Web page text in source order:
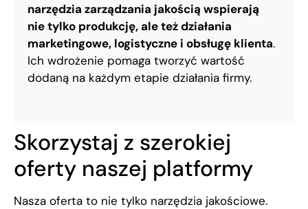
narzędzia zarządzania jakością wspierają
nie tylko produkcję, ale też działania
marketingowe, logistyczne i obsługę klienta.
Ich wdrożenie pomaga tworzyć wartość
dodaną na każdym etapie działania firmy.
Skorzystaj z szerokiej
oferty naszej platformy
Nasza oferta to nie tylko narzędzia jakościowe.